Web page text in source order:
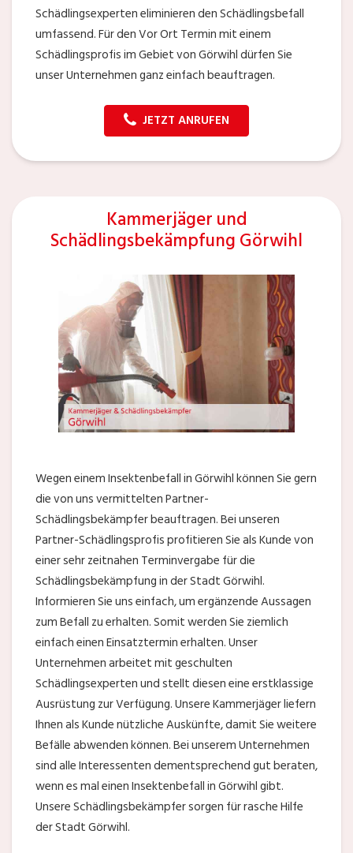
Schädlingsexperten eliminieren den Schädlingsbefall
umfassend. Für den Vor Ort Termin mit einem
Schädlingsprofis im Gebiet von Görwihl dürfen Sie
unser Unternehmen ganz einfach beauftragen.
JETZT ANRUFEN
Kammerjäger und
Schädlingsbekämpfung Görwihl
Wegen einem Insektenbefall in Görwihl können Sie gern
die von uns vermittelten Partner-
Schädlingsbekämpfer beauftragen. Bei unseren
Partner-Schädlingsprofis profitieren Sie als Kunde von
einer sehr zeitnahen Terminvergabe für die
Schädlingsbekämpfung in der Stadt Görwihl.
Informieren Sie uns einfach, um ergänzende Aussagen
zum Befall zu erhalten. Somit werden Sie ziemlich
einfach einen Einsatztermin erhalten. Unser
Unternehmen arbeitet mit geschulten
Schädlingsexperten und stellt diesen eine erstklassige
Ausrüstung zur Verfügung. Unsere Kammerjäger liefern
Ihnen als Kunde nützliche Auskünfte, damit Sie weitere
Befälle abwenden können. Bei unserem Unternehmen
sind alle Interessenten dementsprechend gut beraten,
wenn es mal einen Insektenbefall in Görwihl gibt.
Unsere Schädlingsbekämpfer sorgen für rasche Hilfe
der Stadt Görwihl.